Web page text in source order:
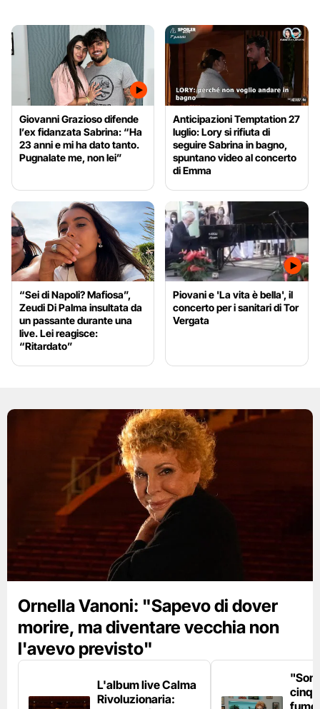
Giovanni Grazioso difende
l’ex fidanzata Sabrina: “Ha
23 anni e mi ha dato tanto.
Pugnalate me, non lei”
Anticipazioni Temptation 27
luglio: Lory si rifiuta di
seguire Sabrina in bagno,
spuntano video al concerto
di Emma
“Sei di Napoli? Mafiosa”,
Zeudi Di Palma insultata da
un passante durante una
live. Lei reagisce:
“Ritardato”
Piovani e 'La vita è bella', il
concerto per i sanitari di Tor
Vergata
Ornella Vanoni: "Sapevo di dover
morire, ma diventare vecchia non
l'avevo previsto"
L'album live Calma
Rivoluzionaria: